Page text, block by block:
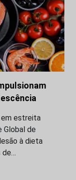
em estreita
Global de
à dieta
de…